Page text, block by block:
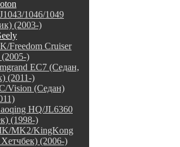
1046/1049
(2003-)
Freedom Cruiser
)
EC7 (Седан,
(2011-)
Vision (Седан)
HQ/JL6360
(1998-)
MK2/KingKong
(2006-)